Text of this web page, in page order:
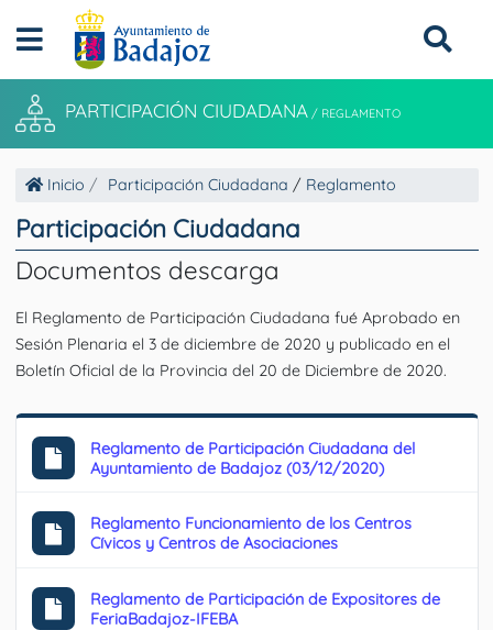
PARTICIPACIÓN CIUDADANA / REGLAMENTO
Inicio Participación Ciudadana / Reglamento
Participación Ciudadana
Documentos descarga
El Reglamento de Participación Ciudadana fué Aprobado en
Sesión Plenaria el 3 de diciembre de 2020 y publicado en el
Boletín Oficial de la Provincia del 20 de Diciembre de 2020.
Reglamento de Participación Ciudadana del
Ayuntamiento de Badajoz (03/12/2020)
Reglamento Funcionamiento de los Centros
Cívicos y Centros de Asociaciones
Reglamento de Participación de Expositores de
FeriaBadajoz-IFEBA